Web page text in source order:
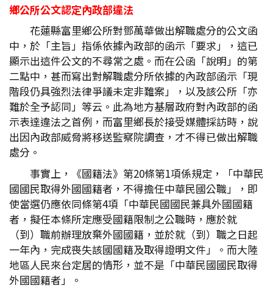
鄉公所公文認定內政部違法
花蓮縣富里鄉公所對鄧萬華做出解職處分的公文函
中，於「主旨」指係依據內政部的函示「要求」，這已
顯示出這件公文的不尋常之處。而在公函「說明」的第
二點中，甚而寫出對解職處分所依據的內政部函示「現
階段仍具強烈法律爭議未定非難案」，以及該公所「亦
難於全予認同」等云。此為地方基層政府對內政部的函
示表達違法之首例，而富里鄉長於接受媒體採訪時，說
出因內政部威脅將移送監察院調查，才不得已做出解職
處分。
事實上，《國籍法》第20條第1項係規定，「中華民
國國民取得外國國籍者，不得擔任中華民國公職」，即
使當選仍應依同條第4項「中華民國國民兼具外國國籍
者，擬任本條所定應受國籍限制之公職時，應於就
（到）職前辦理放棄外國國籍，並於就（到）職之日起
一年內，完成喪失該國國籍及取得證明文件」。而大陸
地區人民來台定居的情形，並不是「中華民國國民取得
外國國籍者」。